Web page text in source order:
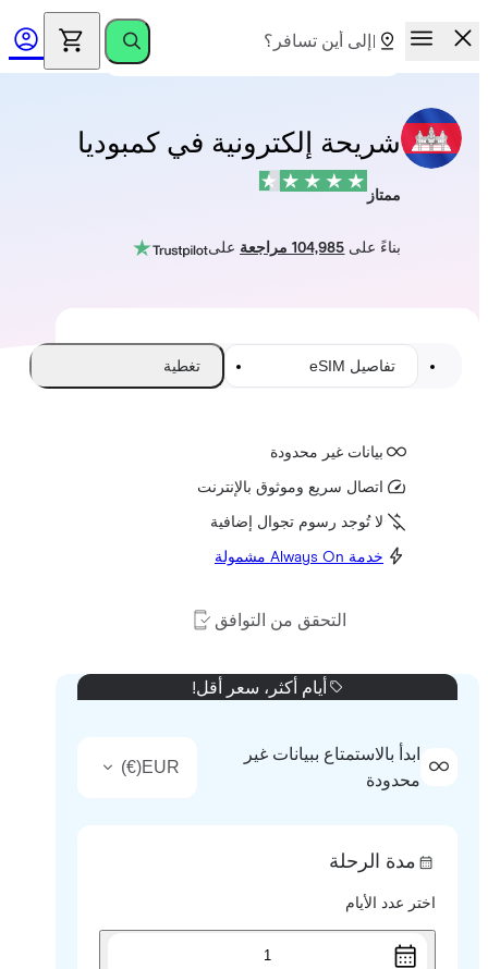
شريحة إلكترونية في كمبوديا
بناءً على104,985 مراجعة على
تفاصيل eSIM تغطية
بيانات غير محدودة
اتصال سريع وموثوق بالإنترنت
لا تُوجد رسوم تجوال إضافية
خدمة Always On مشمولة
التحقق من التوافق
أيام أكثر، سعر أقل!
ابدأ بالاستمتاع ببيانات غير
محدودة
€
)
مدة الرحلة
اختر عدد الأيام